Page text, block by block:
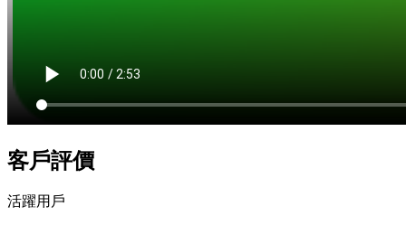
客戶評價
活躍用戶